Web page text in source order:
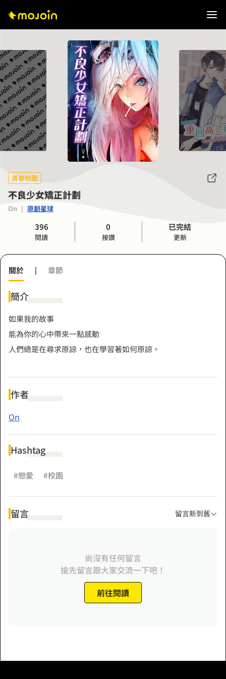
青春校園
不良少女矯正計劃
On | 原創星球
396
閱讀
0
按讚
已完結
更新
關於 | 章節
簡介
如果我的故事
能為你的心中帶來一點感動
人們總是在尋求原諒，也在學習著如何原諒。
作者
On
Hashtag
#戀愛 #校園
留言 留言新到舊
尚沒有任何留言
搶先留言跟大家交流一下吧！
前往閱讀